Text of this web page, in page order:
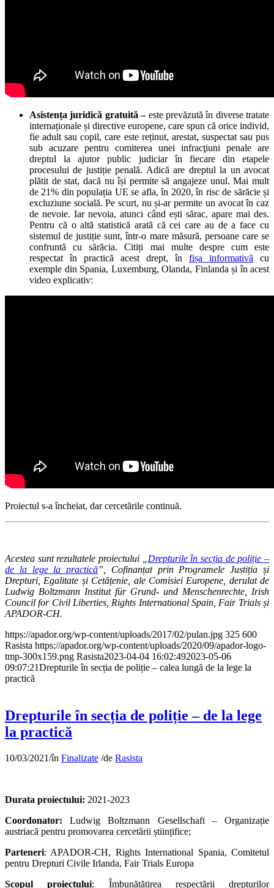
Asistența juridică gratuită –este prevăzută în diverse tratate
internaționale și directive europene, care spun că orice individ,
fie adult sau copil, care este reținut, arestat, suspectat sau pus
sub acuzare pentru comiterea unei infracţiuni penale are
dreptul la ajutor public judiciar în fiecare din etapele
procesului de justiție penală. Adică are dreptul la un avocat
plătit de stat, dacă nu își permite să angajeze unul. Mai mult
de 21% din populația UE se afla, în 2020, în risc de sărăcie și
excluziune socială. Pe scurt, nu și-ar permite un avocat în caz
de nevoie. Iar nevoia, atunci când ești sărac, apare mai des.
Pentru că o altă statistică arată că cei care au de a face cu
sistemul de justiție sunt, într-o mare măsură, persoane care se
confruntă cu sărăcia. Citiți mai multe despre cum este
respectat în practică acest drept, în fișa informativă cu
exemple din Spania, Luxemburg, Olanda, Finlanda și în acest
video explicativ:
Proiectul s-a încheiat, dar cercetările continuă.
Acestea sunt rezultatele proiectului „ Drepturile în secția de poliție –
de la lege la practică”, Cofinanțat prin Programele Justiția și
Drepturi, Egalitate și Cetățenie, ale Comisiei Europene, derulat de
Ludwig Boltzmann Institut für Grund- und Menschenrechte, Irish
Council for Civil Liberties, Rights International Spain, Fair Trials și
APADOR-CH.
https://apador.org/wp-content/uploads/2017/02/pulan.jpg 325 600
Rasista https://apador.org/wp-content/uploads/2020/09/apador-logo-
tmp-300x159.png Rasista2023-04-04 16:02:492023-05-06
09:07:21Drepturile în secția de poliție – calea lungă de la lege la
practică
Drepturile în secția de poliție – de la lege
la practică
10/03/2021/în Finalizate /de Rasista
Durata proiectului: 2021-2023
Coordonator: Ludwig Boltzmann Gesellschaft – Organizație
austriacă pentru promovarea cercetării științifice;
Parteneri: APADOR-CH, Rights International Spania, Comitetul
pentru Drepturi Civile Irlanda, Fair Trials Europa
Scopul proiectului: Îmbunătățirea respectării drepturilor